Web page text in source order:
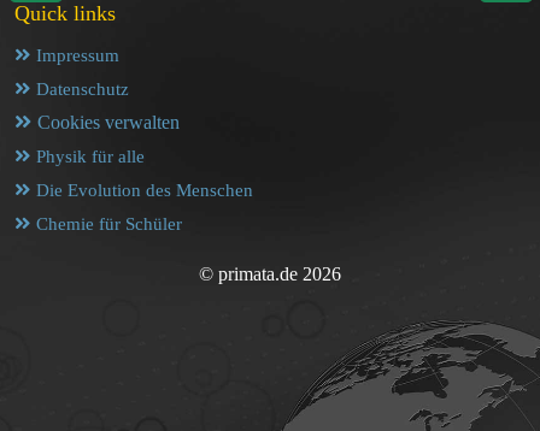
Quick links
Impressum
Datenschutz
Cookies verwalten
Physik für alle
Die Evolution des Menschen
Chemie für Schüler
© primata.de 2026